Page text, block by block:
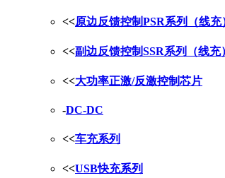
<<原边反馈控制PSR系列（线充
<<副边反馈控制SSR系列（线充
<<大功率正激/反激控制芯片
-DC-DC
<<车充系列
<<USB快充系列